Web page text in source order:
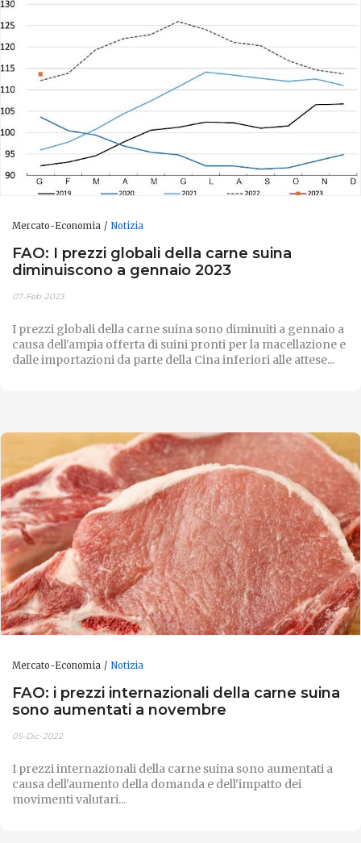
Mercato-Economia Notizia
FAO: I prezzi globali della carne suina
diminuiscono a gennaio 2023
07-Feb-2023
I prezzi globali della carne suina sono diminuiti a gennaio a
causa dell'ampia offerta di suini pronti per la macellazione e
dalle importazioni da parte della Cina inferiori alle attese...
Mercato-Economia Notizia
FAO: i prezzi internazionali della carne suina
sono aumentati a novembre
05-Dic-2022
I prezzi internazionali della carne suina sono aumentati a
causa dell'aumento della domanda e dell'impatto dei
movimenti valutari...